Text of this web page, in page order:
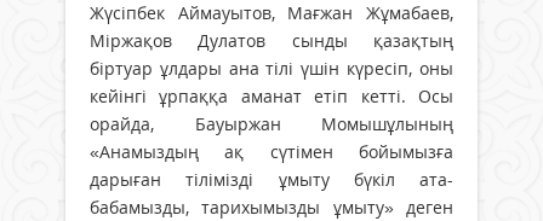
Жүсіпбек Аймауытов, Мағжан Жұмабаев,
Міржақов Дулатов сынды қазақтың
біртуар ұлдары ана тілі үшін күресіп, оны
кейінгі ұрпаққа аманат етіп кетті. Осы
орайда, Бауыржан Момышұлының
«Анамыздың ақ сүтімен бойымызға
дарыған тілімізді ұмыту бүкіл ата-
бабамызды, тарихымызды ұмыту» деген